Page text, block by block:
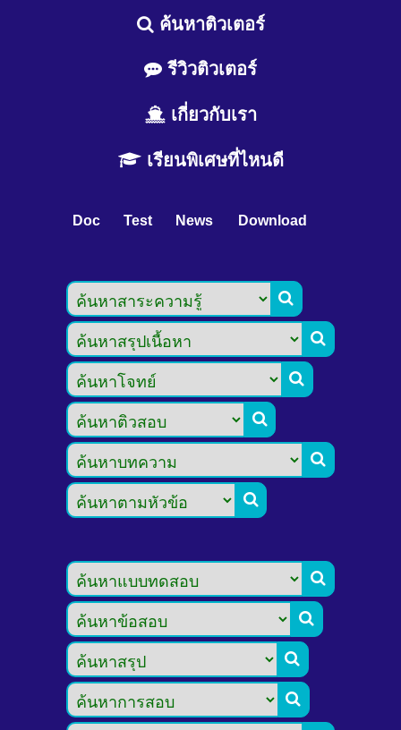
ค้นหาติวเตอร์
รีวิวติวเตอร์
เกี่ยวกับเรา
เรียนพิเศษที่ไหนดี
Doc Test News Download









